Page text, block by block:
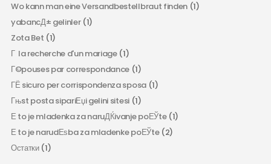
Wo kann man eine Versandbestellbraut finden(1)
yabancД± gelinler(1)
Zota Bet (1)
Г la recherche d'un mariage(1)
Г©pouses par correspondance (1)
ГЁ sicuro per corrispondenza sposa(1)
Гњst posta sipariЕџi gelini sitesi(1)
Е to je mladenka za naruДЌivanje poЕЎte(1)
Е to je narudЕѕba za mladenke poЕЎte(2)
Остатки(1)